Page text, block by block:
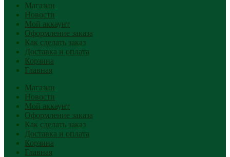
Магазин
Новости
Мой аккаунт
Оформление заказа
Как сделать заказ
Доставка и оплата
Корзина
Главная
Магазин
Новости
Мой аккаунт
Оформление заказа
Как сделать заказ
Доставка и оплата
Корзина
Главная